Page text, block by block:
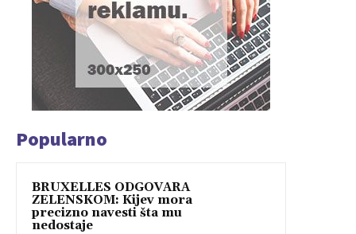
Popularno
BRUXELLES ODGOVARA
ZELENSKOM: Kijev mora
precizno navesti šta mu
nedostaje